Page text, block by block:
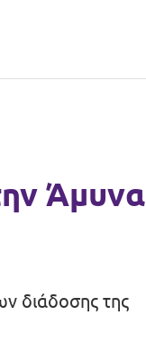
Άμυνα
διάδοσης της